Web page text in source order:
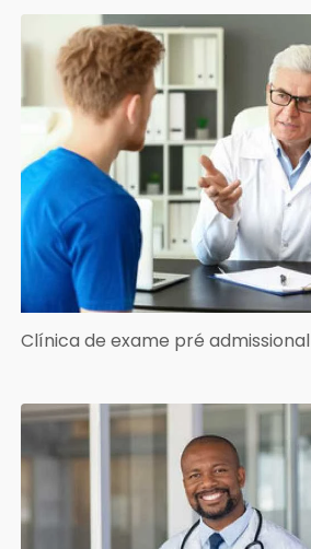
Clínica de exame pré admissional